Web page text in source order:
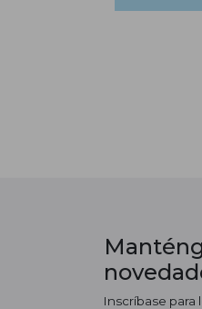
Inscríbase para